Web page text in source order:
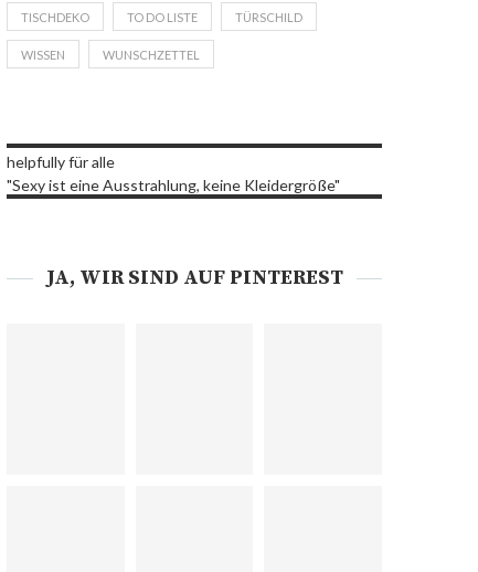
TISCHDEKO TO DO LISTE TÜRSCHILD
WISSEN WUNSCHZETTEL
helpfully für alle
"Sexy ist eine Ausstrahlung, keine Kleidergröße"
JA, WIR SIND AUF PINTEREST